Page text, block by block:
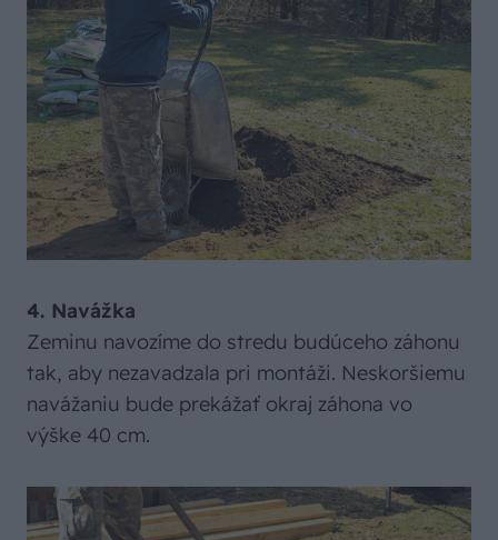
4. Navážka
Zeminu navozíme do stredu budúceho záhonu
tak, aby nezavadzala pri montáži. Neskoršiemu
navážaniu bude prekážať okraj záhona vo
výške 40 cm.